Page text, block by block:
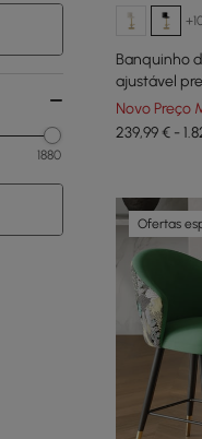
1880
Banquinho
ajustável
Novo Preço
239,99 € -
Ofertas